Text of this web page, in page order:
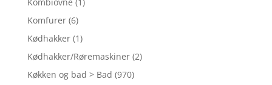
Komfurer (6)
Kødhakker (1)
Kødhakker/Røremaskiner (2)
Køkken og bad > Bad (970)